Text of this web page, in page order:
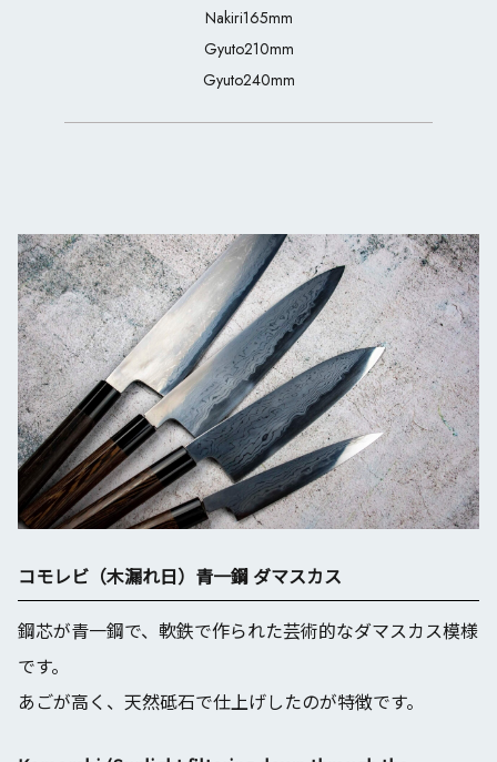
Nakiri165mm
Gyuto210mm
Gyuto240mm
コモレビ（木漏れ日）青一鋼 ダマスカス
鋼芯が青一鋼で、軟鉄で作られた芸術的なダマスカス模様
です。
あごが高く、天然砥石で仕上げしたのが特徴です。